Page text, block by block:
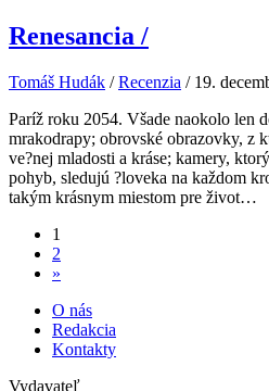
Renesancia /
Tomáš Hudák /Recenzia / 19.
Paríž roku 2054. Všade naokolo len
mrakodrapy; obrovské obrazovky, z
ve?nej mladosti a kráse; kamery,
pohyb, sledujú ?loveka na každom
takým krásnym miestom pre život…
1
2
»
O nás
Redakcia
Kontakty
Vydavateľ